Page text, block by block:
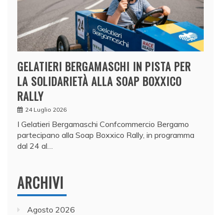
GELATIERI BERGAMASCHI IN PISTA PER
LA SOLIDARIETÀ ALLA SOAP BOXXICO
RALLY
24 Luglio 2026
I Gelatieri Bergamaschi Confcommercio Bergamo
partecipano alla Soap Boxxico Rally, in programma
dal 24 al…
ARCHIVI
Agosto 2026